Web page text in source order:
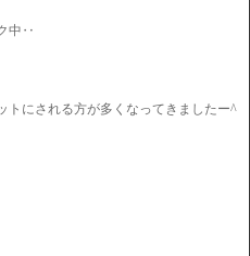
中‥
トにされる方が多くなってきましたー^